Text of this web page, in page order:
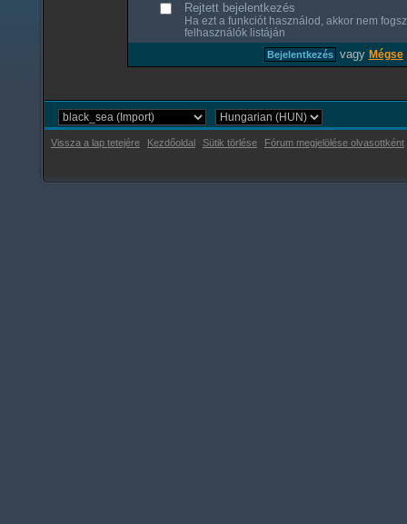
Rejtett bejelentkezés
Ha ezt a funkciót használod, akkor nem
felhasználók listáján
vagy Mégse
Vissza a lap tetejére Kezdőoldal Sütik törlése Fórum megjelölése olvasottként